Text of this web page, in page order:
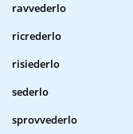
ravvederlo
ricrederlo
risiederlo
sederlo
sprovvederlo